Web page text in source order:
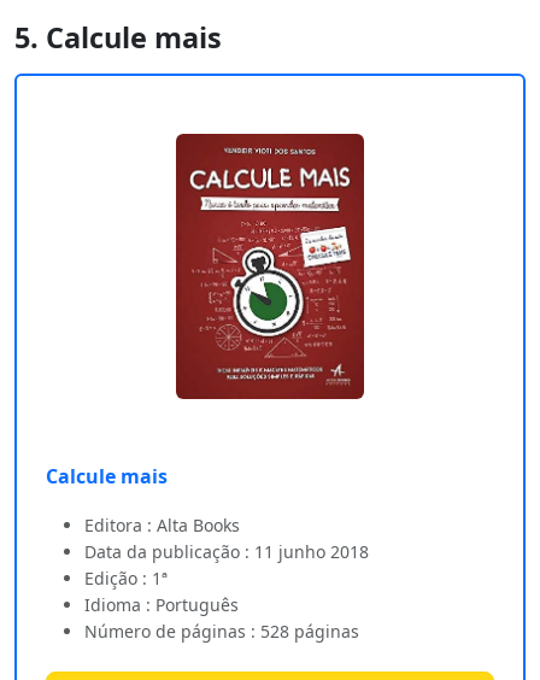
5. Calcule mais
Calcule mais
Editora : Alta Books
Data da publicação : 11 junho 2018
Edição : 1ª
Idioma : Português
Número de páginas : 528 páginas